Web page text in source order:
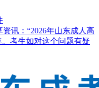
讯：“2026年山东成人高
考生如对这个问题有疑